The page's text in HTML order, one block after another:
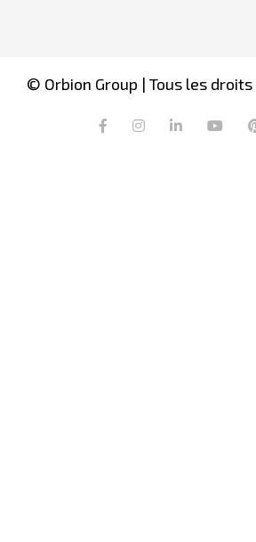
© Orbion Group | Tous les